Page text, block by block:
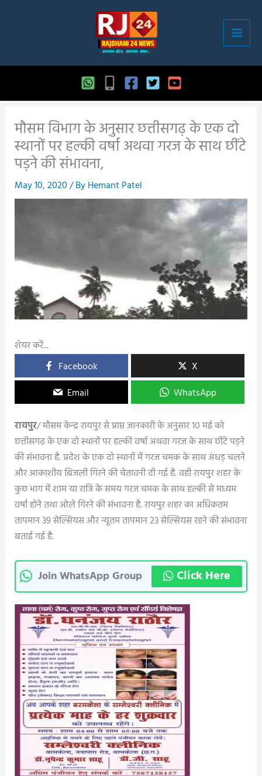
मौसम विभाग के अनुसार छत्तीसगढ़ के एक दो
स्थानों पर हल्की वर्षा अथवा गरज के साथ छींटे
पड़ने की संभावना,
May 10, 2020/ ByHemant Patel
शेयर करें...
Facebook
X
Email
WhatsApp
रायपुर/ मौसम केन्द्र रायपुर से प्राप्त जानकारी के अनुसार 10 मई को
छत्तीसगढ़ के एक दो स्थानों पर हल्की वर्षा अथवा गरज के साथ छींटे पड़ने
की संभावना है. प्रदेश के एक दो स्थानों में गरज चमक के साथ अंधड़ चलने
और आकाशीय बिजली गिरने की चेतावनी दी गई है. वही रायपुर शहर के
कुछ भाग में शाम या रात्रि के समय गरज चमक के साथ हल्की से मध्यम
वर्षा होने तथा ओले गिरने की संभावना है. रायपुर शहर का अधिकतम
तापमान 39 सेल्सियस और न्यूतम तापमान 23 सेल्सियस रहने की संभावना
बताई गई है.
Join WhatsApp Group Click Here